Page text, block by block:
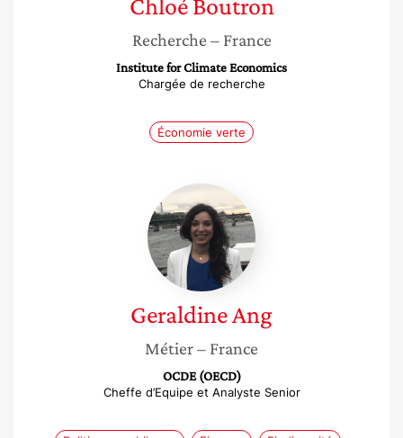
Chloé Boutron
Recherche – France
Institute for Climate Economics
Chargée de recherche
Économie verte
Geraldine
Ang
GeraldineAng
Métier– France
OCDE (OECD)
Cheffe d’Equipe et Analyste Senior